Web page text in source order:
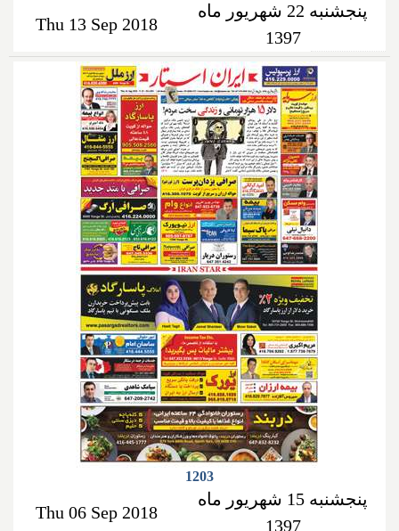
پنجشنبه 22 شهریور ماه
1397
Thu 13 Sep 2018
1203
پنجشنبه 15 شهریور ماه
1397
Thu 06 Sep 2018